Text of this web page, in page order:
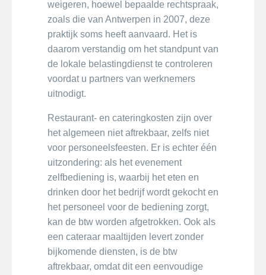
weigeren, hoewel bepaalde rechtspraak,
zoals die van Antwerpen in 2007, deze
praktijk soms heeft aanvaard. Het is
daarom verstandig om het standpunt van
de lokale belastingdienst te controleren
voordat u partners van werknemers
uitnodigt.
Restaurant- en cateringkosten zijn over
het algemeen niet aftrekbaar, zelfs niet
voor personeelsfeesten. Er is echter één
uitzondering: als het evenement
zelfbediening is, waarbij het eten en
drinken door het bedrijf wordt gekocht en
het personeel voor de bediening zorgt,
kan de btw worden afgetrokken. Ook als
een cateraar maaltijden levert zonder
bijkomende diensten, is de btw
aftrekbaar, omdat dit een eenvoudige